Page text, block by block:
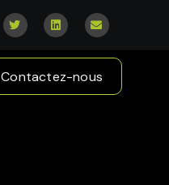
Contactez-nous